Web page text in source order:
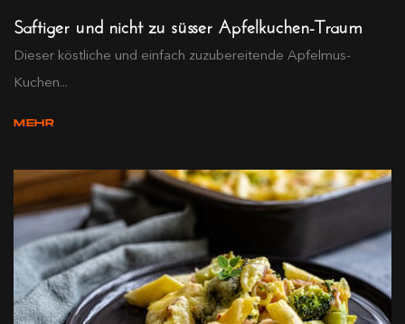
Saftiger und nicht zu süsser Apfelkuchen-Traum
Dieser köstliche und einfach zuzubereitende Apfelmus-
Kuchen...
MEHR